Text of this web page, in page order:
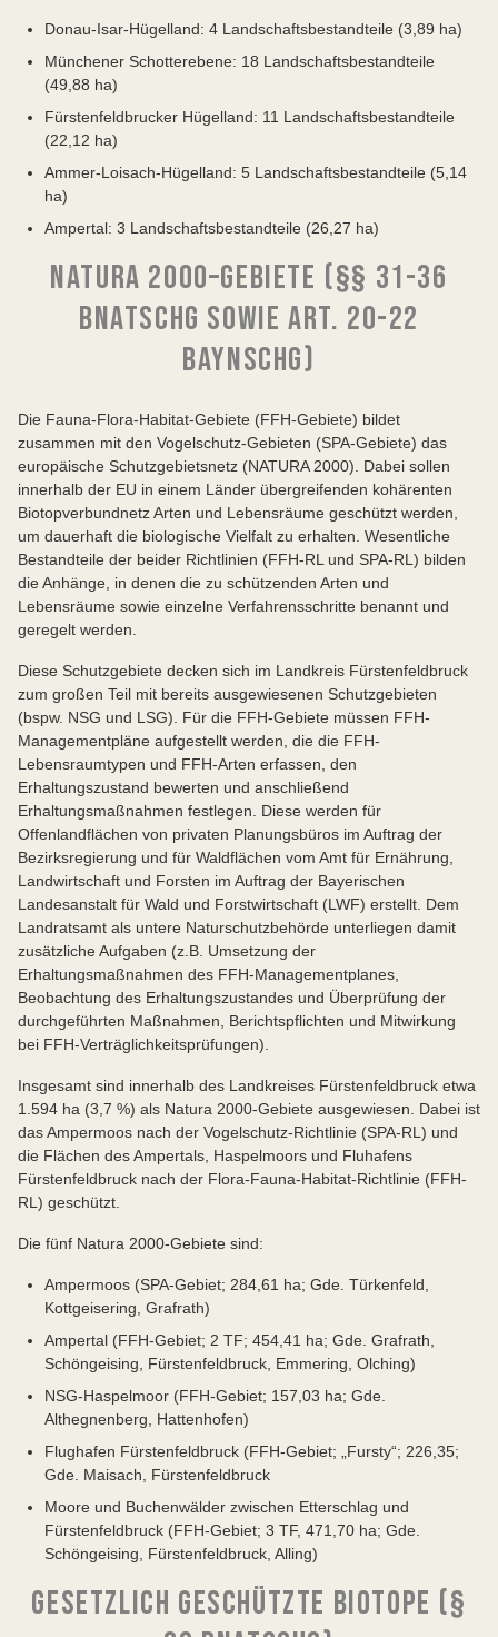
Donau-Isar-Hügelland: 4 Landschaftsbestandteile (3,89 ha)
Münchener Schotterebene: 18 Landschaftsbestandteile
(49,88 ha)
Fürstenfeldbrucker Hügelland: 11 Landschaftsbestandteile
(22,12 ha)
Ammer-Loisach-Hügelland: 5 Landschaftsbestandteile (5,14
ha)
Ampertal: 3 Landschaftsbestandteile (26,27 ha)
NATURA 2000–GEBIETE (§§ 31-36
BNATSCHG SOWIE ART. 20-22
BAYNSCHG)
Die Fauna-Flora-Habitat-Gebiete (FFH-Gebiete) bildet
zusammen mit den Vogelschutz-Gebieten (SPA-Gebiete) das
europäische Schutzgebietsnetz (NATURA 2000). Dabei sollen
innerhalb der EU in einem Länder übergreifenden kohärenten
Biotopverbundnetz Arten und Lebensräume geschützt werden,
um dauerhaft die biologische Vielfalt zu erhalten. Wesentliche
Bestandteile der beider Richtlinien (FFH-RL und SPA-RL) bilden
die Anhänge, in denen die zu schützenden Arten und
Lebensräume sowie einzelne Verfahrensschritte benannt und
geregelt werden.
Diese Schutzgebiete decken sich im Landkreis Fürstenfeldbruck
zum großen Teil mit bereits ausgewiesenen Schutzgebieten
(bspw. NSG und LSG). Für die FFH-Gebiete müssen FFH-
Managementpläne aufgestellt werden, die die FFH-
Lebensraumtypen und FFH-Arten erfassen, den
Erhaltungszustand bewerten und anschließend
Erhaltungsmaßnahmen festlegen. Diese werden für
Offenlandflächen von privaten Planungsbüros im Auftrag der
Bezirksregierung und für Waldflächen vom Amt für Ernährung,
Landwirtschaft und Forsten im Auftrag der Bayerischen
Landesanstalt für Wald und Forstwirtschaft (LWF) erstellt. Dem
Landratsamt als untere Naturschutzbehörde unterliegen damit
zusätzliche Aufgaben (z.B. Umsetzung der
Erhaltungsmaßnahmen des FFH-Managementplanes,
Beobachtung des Erhaltungszustandes und Überprüfung der
durchgeführten Maßnahmen, Berichtspflichten und Mitwirkung
bei FFH-Verträglichkeitsprüfungen).
Insgesamt sind innerhalb des Landkreises Fürstenfeldbruck etwa
1.594 ha (3,7 %) als Natura 2000-Gebiete ausgewiesen. Dabei ist
das Ampermoos nach der Vogelschutz-Richtlinie (SPA-RL) und
die Flächen des Ampertals, Haspelmoors und Fluhafens
Fürstenfeldbruck nach der Flora-Fauna-Habitat-Richtlinie (FFH-
RL) geschützt.
Die fünf Natura 2000-Gebiete sind:
Ampermoos (SPA-Gebiet; 284,61 ha; Gde. Türkenfeld,
Kottgeisering, Grafrath)
Ampertal (FFH-Gebiet; 2 TF; 454,41 ha; Gde. Grafrath,
Schöngeising, Fürstenfeldbruck, Emmering, Olching)
NSG-Haspelmoor (FFH-Gebiet; 157,03 ha; Gde.
Althegnenberg, Hattenhofen)
Flughafen Fürstenfeldbruck (FFH-Gebiet; „Fursty“; 226,35;
Gde. Maisach, Fürstenfeldbruck
Moore und Buchenwälder zwischen Etterschlag und
Fürstenfeldbruck (FFH-Gebiet; 3 TF, 471,70 ha; Gde.
Schöngeising, Fürstenfeldbruck, Alling)
GESETZLICH GESCHÜTZTE BIOTOPE (§